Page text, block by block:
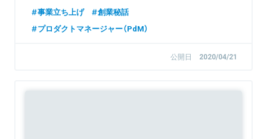
事業立ち上げ
創業秘話
プロダクトマネージャー（PdM）
公開日 2020/04/21